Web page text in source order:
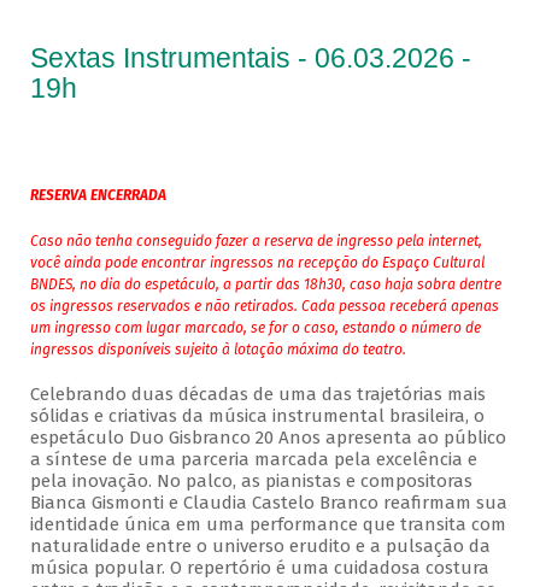
Sextas Instrumentais - 06.03.2026 -
19h
RESERVA ENCERRADA
Caso não tenha conseguido fazer a reserva de ingresso pela internet,
você ainda pode encontrar ingressos na recepção do Espaço Cultural
BNDES, no dia do espetáculo, a partir das 18h30, caso haja sobra dentre
os ingressos reservados e não retirados. Cada pessoa receberá apenas
um ingresso com lugar marcado, se for o caso, estando o número de
ingressos disponíveis sujeito à lotação máxima do teatro.
Celebrando duas décadas de uma das trajetórias mais
sólidas e criativas da música instrumental brasileira, o
espetáculo Duo Gisbranco 20 Anos apresenta ao público
a síntese de uma parceria marcada pela excelência e
pela inovação. No palco, as pianistas e compositoras
Bianca Gismonti e Claudia Castelo Branco reafirmam sua
identidade única em uma performance que transita com
naturalidade entre o universo erudito e a pulsação da
música popular. O repertório é uma cuidadosa costura